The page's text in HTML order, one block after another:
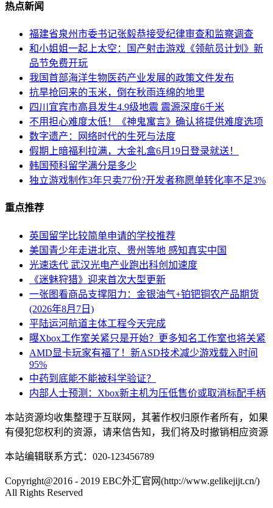
热点新闻
福建省泉州市委书记张毅恭接受纪律审查和监察调查
和小姐姐一起上太空：国产射击游戏《领航员计划》新
品节免费开玩
我国首部海洋生物医药产业发展的政策文件发布
抗旱抢回来的玉米，倒在秋雨连绵的地里
四川宜宾市高县发生4.9级地震 震源深度6千米
不用担心难度太低！《神鬼寓言》确认将提供难度选项
数字遗产：网络时代的生死与法度
假期上暗福利拉满，大金礼盒6月19日登录就送！
韩国预科留学满分是多少
独立游戏制作3年只卖77份?开发者称愿单转化率不足3%
重点推荐
英国留学比较简单申请的学校推荐
美国青少年走进北京、贵州等地 感知真实中国
光速迭代 武汉光电产业跑出科创加速度
《迷魅狩猎》迎来首次大型更新
一张图看商品支撑阻力：金银油气+铂钯铜农产品期货
(2026年8月7日)
平陆运河航道主体工程今天完成
曝Xbox工作室关紧只是开始？更多知名工作室也将关紧
AMD显卡玩家有福了！新ASD技术减少游戏载入时间
95%
中药到底能不能被科学验证？
内部人士预测：Xbox新主机为压低售价或取消标配手柄
本站资源均收集整理于互联网，其著作权归原作者所有，如果
有侵犯您权利的资源，请来信告知，我们将及时撤销相应资源
本站编辑联系方式：020-123456789
Copyright@2016 - 2019 EBC外汇官网(http://www.gelikejijt.cn/)
All Rights Reserved